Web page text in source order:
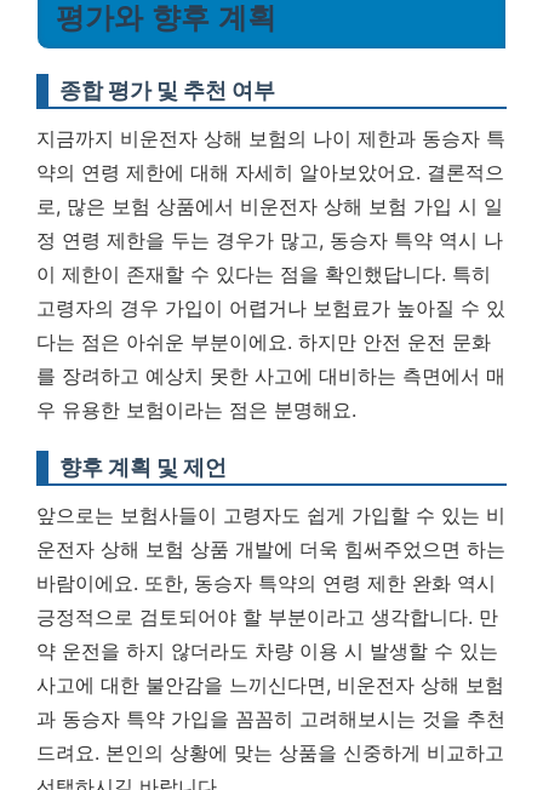
평가와 향후 계획
종합 평가 및 추천 여부
지금까지 비운전자 상해 보험의 나이 제한과 동승자 특
약의 연령 제한에 대해 자세히 알아보았어요. 결론적으
로, 많은 보험 상품에서 비운전자 상해 보험 가입 시 일
정 연령 제한을 두는 경우가 많고, 동승자 특약 역시 나
이 제한이 존재할 수 있다는 점을 확인했답니다. 특히
고령자의 경우 가입이 어렵거나 보험료가 높아질 수 있
다는 점은 아쉬운 부분이에요. 하지만 안전 운전 문화
를 장려하고 예상치 못한 사고에 대비하는 측면에서 매
우 유용한 보험이라는 점은 분명해요.
향후 계획 및 제언
앞으로는 보험사들이 고령자도 쉽게 가입할 수 있는 비
운전자 상해 보험 상품 개발에 더욱 힘써주었으면 하는
바람이에요. 또한, 동승자 특약의 연령 제한 완화 역시
긍정적으로 검토되어야 할 부분이라고 생각합니다. 만
약 운전을 하지 않더라도 차량 이용 시 발생할 수 있는
사고에 대한 불안감을 느끼신다면, 비운전자 상해 보험
과 동승자 특약 가입을 꼼꼼히 고려해보시는 것을 추천
드려요. 본인의 상황에 맞는 상품을 신중하게 비교하고